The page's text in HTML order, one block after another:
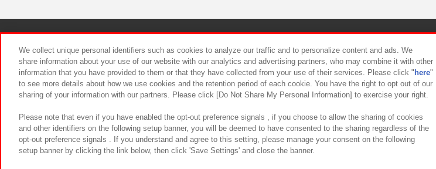
食品のご提供について カスタマーハラスメント対応方針
We collect unique personal identifiers such as cookies to analyze our traffic and to personalize content and ads. We
share information about your use of our website with our analytics and advertising partners, who may combine it with other
information that you have provided to them or that they have collected from your use of their services. Please click " here"
to see more details about how we use cookies and the retention period of each cookie. You have the right to opt out of our
sharing of your information with our partners. Please click [Do Not Share My Personal Information] to exercise your right.
Please note that even if you have enabled the opt-out preference signals , if you choose to allow the sharing of cookies
and other identifiers on the following setup banner, you will be deemed to have consented to the sharing regardless of the
opt-out preference signals . If you understand and agree to this setting, please manage your consent on the following
setup banner by clicking the link below, then click 'Save Settings' and close the banner.